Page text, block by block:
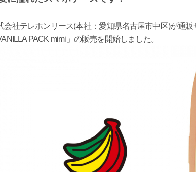
会社テレホンリース(本社：愛知県名古屋市中区)が通
PACK mimi」の販売を開始しました。